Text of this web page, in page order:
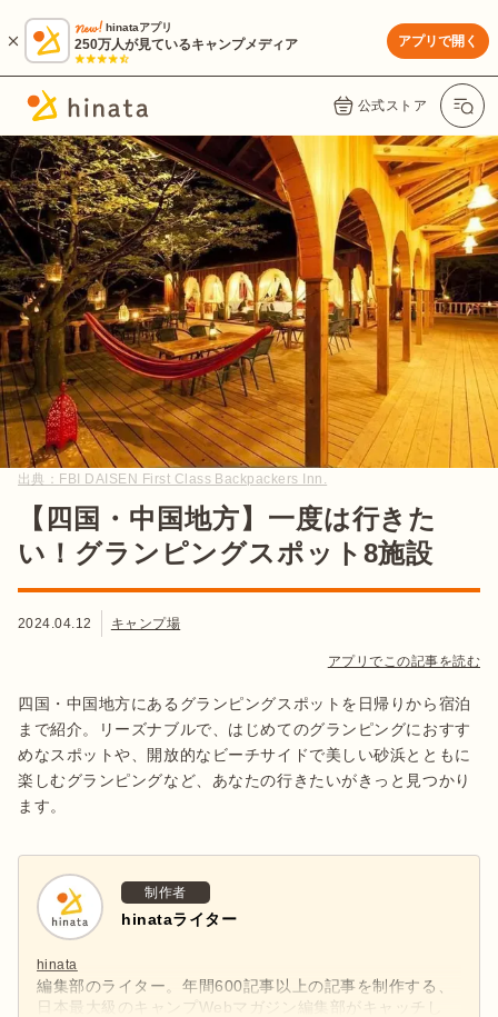
hinataアプリ
250万人が見ているキャンプメディア アプリで開く
公式ストア
出典： FBI DAISEN First Class Backpackers Inn.
【四国・中国地方】一度は行きた
い！グランピングスポット8施設
2024.04.12 キャンプ場
アプリでこの記事を読む
四国・中国地方にあるグランピングスポットを日帰りから宿泊
まで紹介。リーズナブルで、はじめてのグランピングにおすす
めなスポットや、開放的なビーチサイドで美しい砂浜とともに
楽しむグランピングなど、あなたの行きたいがきっと見つかり
ます。
制作者
hinataライター
hinata
編集部のライター。年間600記事以上の記事を制作する、
日本最大級のキャンプWebマガジン編集部がキャッチし